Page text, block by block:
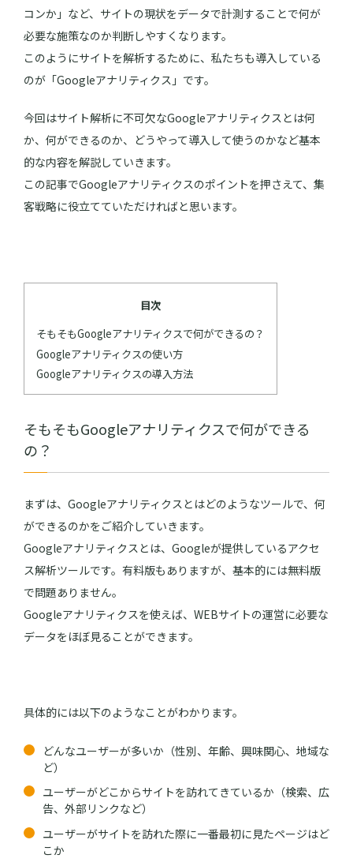
コンか」など、サイトの現状をデータで計測することで何が
必要な施策なのか判断しやすくなります。
このようにサイトを解析するために、私たちも導入している
のが「Googleアナリティクス」です。
今回はサイト解析に不可欠なGoogleアナリティクスとは何
か、何ができるのか、どうやって導入して使うのかなど基本
的な内容を解説していきます。
この記事でGoogleアナリティクスのポイントを押さえて、集
客戦略に役立てていただければと思います。
目次
そもそもGoogleアナリティクスで何ができるの？
Googleアナリティクスの使い方
Googleアナリティクスの導入方法
そもそもGoogleアナリティクスで何ができる
の？
まずは、Googleアナリティクスとはどのようなツールで、何
ができるのかをご紹介していきます。
Googleアナリティクスとは、Googleが提供しているアクセ
ス解析ツールです。有料版もありますが、基本的には無料版
で問題ありません。
Googleアナリティクスを使えば、WEBサイトの運営に必要な
データをほぼ見ることができます。
具体的には以下のようなことがわかります。
どんなユーザーが多いか（性別、年齢、興味関心、地域な
ど）
ユーザーがどこからサイトを訪れてきているか（検索、広
告、外部リンクなど）
ユーザーがサイトを訪れた際に一番最初に見たページはど
こか